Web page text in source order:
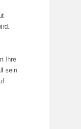
Ihre
sein